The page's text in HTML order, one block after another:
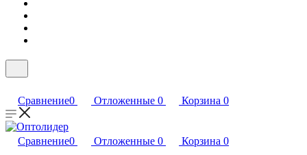
Сравнение0 Отложенные 0 Корзина 0
Сравнение0 Отложенные 0 Корзина 0